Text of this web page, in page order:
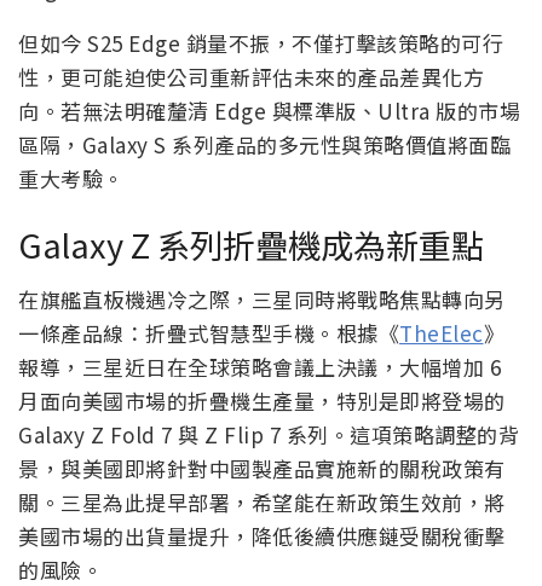
但如今 S25 Edge 銷量不振，不僅打擊該策略的可行
性，更可能迫使公司重新評估未來的產品差異化方
向。若無法明確釐清 Edge 與標準版、Ultra 版的市場
區隔，Galaxy S 系列產品的多元性與策略價值將面臨
重大考驗。
Galaxy Z 系列折疊機成為新重點
在旗艦直板機遇冷之際，三星同時將戰略焦點轉向另
一條產品線：折疊式智慧型手機。根據《TheElec》
報導，三星近日在全球策略會議上決議，大幅增加 6
月面向美國市場的折疊機生產量，特別是即將登場的
Galaxy Z Fold 7 與 Z Flip 7 系列。這項策略調整的背
景，與美國即將針對中國製產品實施新的關稅政策有
關。三星為此提早部署，希望能在新政策生效前，將
美國市場的出貨量提升，降低後續供應鏈受關稅衝擊
的風險。